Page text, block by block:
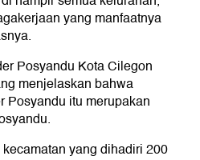
yang manfaatnya
Posyandu Kota Cilegon
menjelaskan bahwa
Posyandu itu merupakan
yang dihadiri 200